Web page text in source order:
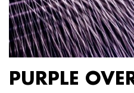
PURPLE